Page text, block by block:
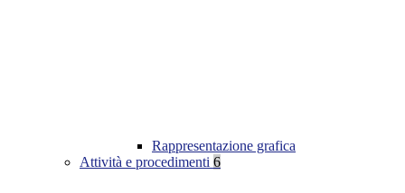
Rappresentazione grafica
Attività e procedimenti 6